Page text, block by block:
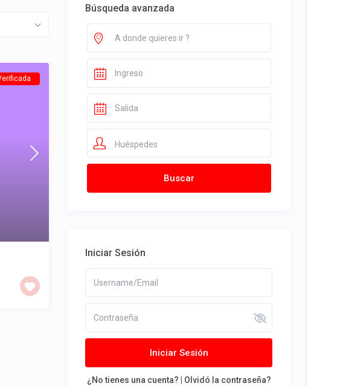
Búsqueda avanzada
Huéspedes
Iniciar Sesión
Iniciar Sesión
¿No tienes una cuenta? Olvidó la contraseña?